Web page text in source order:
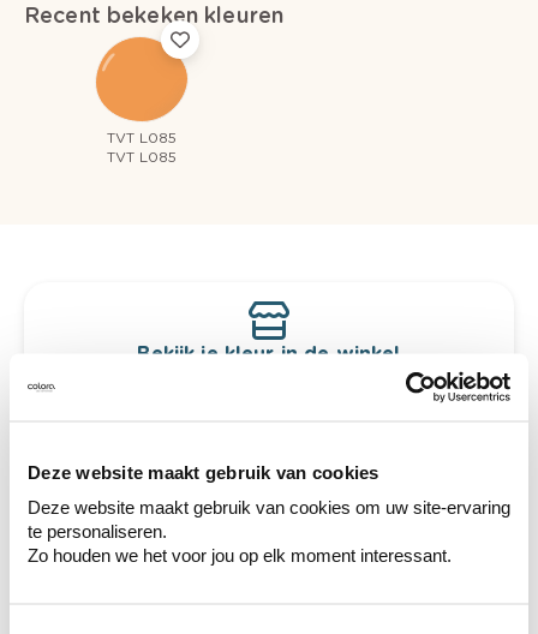
Deze website maakt gebruik van cookies
Deze website maakt gebruik van cookies om uw site-ervaring
te personaliseren.
Zo houden we het voor jou op elk moment interessant.
Recent bekeken kleuren
TVT L085
TVT L085
Bekijk je kleur in de winkel
Ontdek er kleurechte stalen van je
te verfijnen.
Krijg persoonlijk advies om kleuren te
combineren.